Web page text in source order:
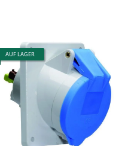
AUF LAGER